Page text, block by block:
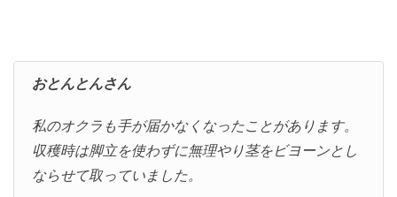
おとんとんさん
私のオクラも手が届かなくなったことがあります。
収穫時は脚立を使わずに無理やり茎をビヨーンとし
ならせて取っていました。